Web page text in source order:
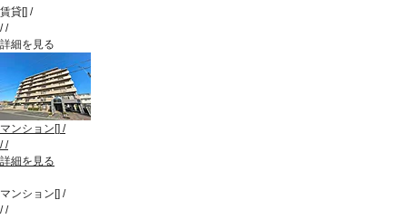
賃貸[] /
//
詳細を見る
マンション [] /
//
詳細を見る
マンション [] /
//